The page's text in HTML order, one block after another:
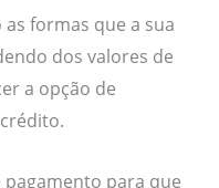
formas que a sua
dos valores de
a opção de
para que